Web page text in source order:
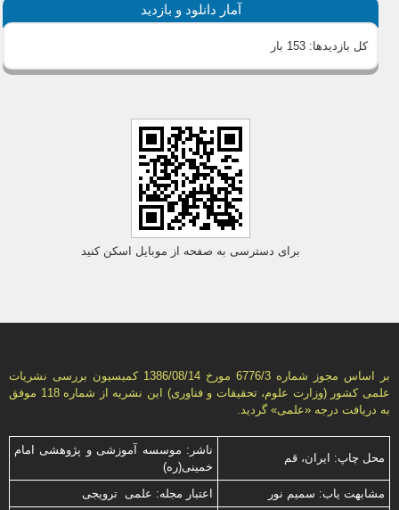
آمار دانلود و بازدید
کل بازدیدها:153 بار
برای دسترسی به صفحه از موبایل اسکن کنید
بر اساس مجوز شماره 6776/3 مورخ 1386/08/14 كمیسیون بررسى نشریات
علمى كشور (وزارت علوم، تحقیقات و فناورى) این نشریه از شماره 118 موفق
به دریافت درجه «علمى» گردید.
محل چاپ: ایران، قم
ناشر: موسسه آموزشی و پژوهشی امام
خمینی(ره)
مشابهت ياب: سميم نور
اعتبار مجله: علمی ترویجی